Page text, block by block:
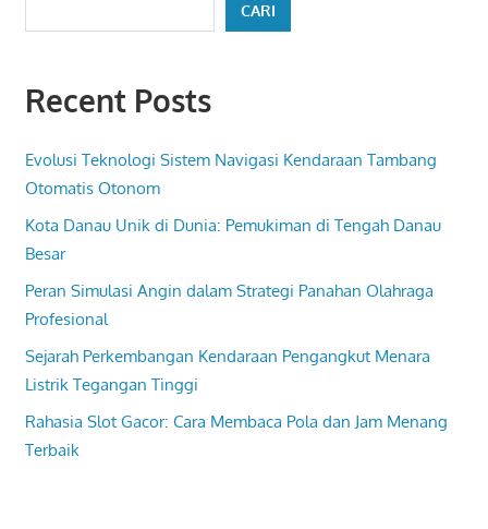
CARI
Recent Posts
Evolusi Teknologi Sistem Navigasi Kendaraan Tambang
Otomatis Otonom
Kota Danau Unik di Dunia: Pemukiman di Tengah Danau
Besar
Peran Simulasi Angin dalam Strategi Panahan Olahraga
Profesional
Sejarah Perkembangan Kendaraan Pengangkut Menara
Listrik Tegangan Tinggi
Rahasia Slot Gacor: Cara Membaca Pola dan Jam Menang
Terbaik